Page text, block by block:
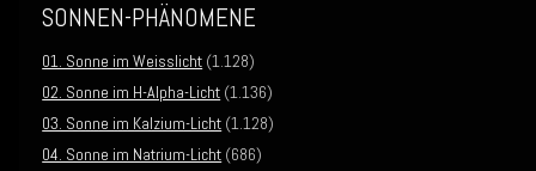
SONNEN-PHÄNOMENE
01. Sonne im Weisslicht (1.128)
02. Sonne im H-Alpha-Licht (1.136)
03. Sonne im Kalzium-Licht (1.128)
04. Sonne im Natrium-Licht (686)